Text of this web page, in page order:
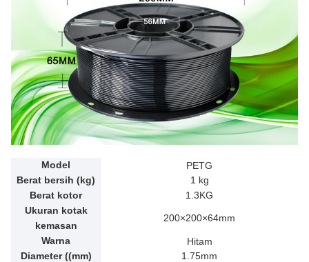
Model
PETG
Berat bersih (kg)
1 kg
Berat kotor
1.3KG
Ukuran kotak
kemasan
200×200×64mm
Warna
Hitam
Diameter ((mm)
1.75mm